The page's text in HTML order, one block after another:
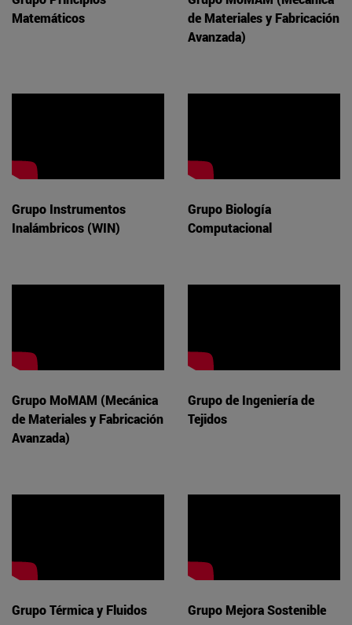
Matemáticos
de Materiales y Fabricación
Avanzada)
Grupo Instrumentos
Inalámbricos (WIN)
Grupo Biología
Computacional
Grupo MoMAM (Mecánica
de Materiales y Fabricación
Avanzada)
Grupo de Ingeniería de
Tejidos
Grupo Térmica y Fluidos Grupo Mejora Sostenible